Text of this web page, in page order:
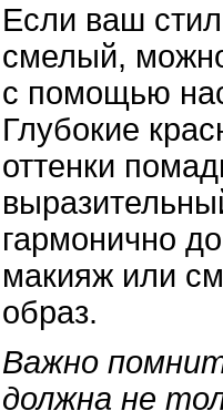
Если ваш
смелый,
с помощью
Глубокие
оттенки
гармонично
макияж или
образ.
Важно
должна не